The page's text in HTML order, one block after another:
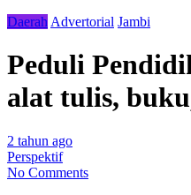
Daerah Advertorial Jambi
Peduli
alat tulis,
2 tahun ago
Perspektif
No Comments